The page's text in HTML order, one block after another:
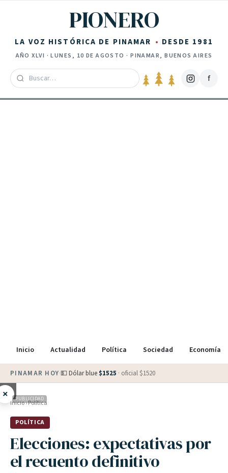
PIONERO
LA VOZ HISTÓRICA DE PINAMAR DESDE 1981
AÑOXLVI ·LUNES, 10 DE AGOSTO · PINAMAR, BUENOS AIRES
f
Inicio Actualidad Política Sociedad Economía
PINAMAR HOY·💵 Dólar blue $1525 · oficial $1520
× PUBLICIDAD
Inicio›Política
POLÍTICA
Elecciones: expectativas por
el recuento definitivo